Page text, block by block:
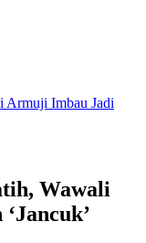
Armuji Imbau Jadi
Wawali